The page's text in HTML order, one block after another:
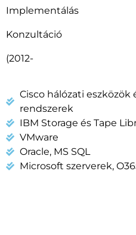
Implementálás
Konzultáció
(2012-
Cisco hálózati eszközök
rendszerek
IBM Storage és Tape
VMware
Oracle, MS SQL
Microsoft szerverek,